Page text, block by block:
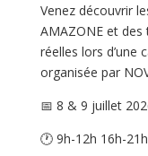
Venez découvrir
AMAZONE et
réelles lors d’une
organisée par
📅 8 & 9 juillet
🕐 9h-12h 16h-21h